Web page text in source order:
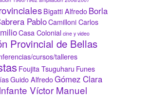
Bigatti AlfredoBorla
PabloCamilloni Carlos
Casa Colonial cine y video
Provincial de Bellas
cursos/talleres
Foujita Tsuguharu Funes
Guido AlfredoGómez Clara
Víctor Manuel